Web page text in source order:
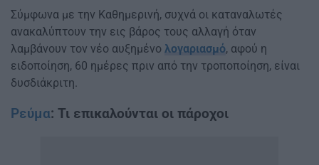
Σύμφωνα με την Καθημερινή, συχνά οι καταναλωτές
ανακαλύπτουν την εις βάρος τους αλλαγή όταν
λαμβάνουν τον νέο αυξημένο λογαριασμό, αφού η
ειδοποίηση, 60 ημέρες πριν από την τροποποίηση, είναι
δυσδιάκριτη.
Ρεύμα: Τι επικαλούνται οι πάροχοι